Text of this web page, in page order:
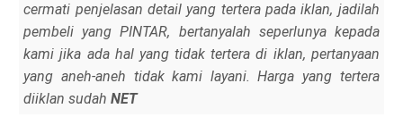
cermati penjelasan detail yang tertera pada iklan, jadilah
pembeli yang PINTAR, bertanyalah seperlunya kepada
kami jika ada hal yang tidak tertera di iklan, pertanyaan
yang aneh-aneh tidak kami layani. Harga yang tertera
diiklan sudahNET